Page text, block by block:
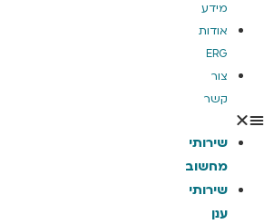
מידע
אודות
ERG
צור
קשר
שירותי
מחשוב
שירותי
ענן